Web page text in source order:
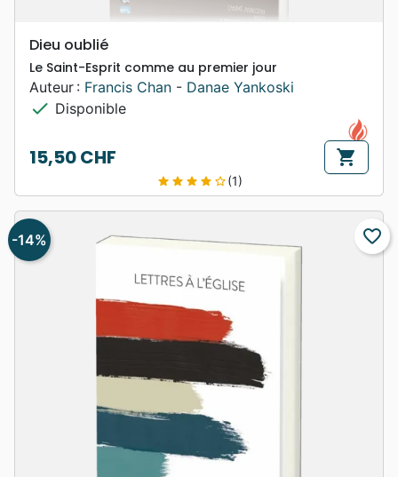
Dieu oublié
Le Saint-Esprit comme au premier jour
Auteur : Francis Chan - Danae Yankoski
check Disponible
Prix
15,50 CHF shopping_cart
star star star star star_border(1)
-14% favorite_border